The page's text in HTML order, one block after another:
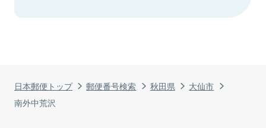
日本郵便トップ 郵便番号検索 秋田県
大仙市
南外中荒沢